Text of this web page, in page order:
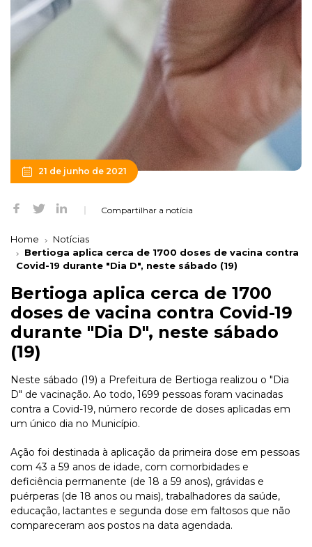
21 de junho de 2021
Compartilhar a notícia
Home
Notícias
Bertioga aplica cerca de 1700 doses de vacina contra
Covid-19 durante "Dia D", neste sábado (19)
Bertioga aplica cerca de 1700
doses de vacina contra Covid-19
durante "Dia D", neste sábado
(19)
Neste sábado (19) a Prefeitura de Bertioga realizou o "Dia
D" de vacinação. Ao todo, 1699 pessoas foram vacinadas
contra a Covid-19, número recorde de doses aplicadas em
um único dia no Município.
Ação foi destinada à aplicação da primeira dose em pessoas
com 43 a 59 anos de idade, com comorbidades e
deficiência permanente (de 18 a 59 anos), grávidas e
puérperas (de 18 anos ou mais), trabalhadores da saúde,
educação, lactantes e segunda dose em faltosos que não
compareceram aos postos na data agendada.